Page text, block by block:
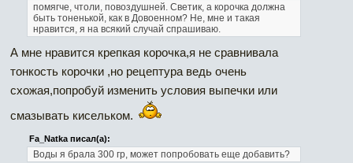
помягче, чтоли, повоздушней. Светик, а корочка должна
быть тоненькой, как в Довоенном? Не, мне и такая
нравится, я на всякий случай спрашиваю.
А мне нравится крепкая корочка,я не сравнивала
тонкость корочки ,но рецептура ведь очень
схожая,попробуй изменить условия выпечки или
смазывать кисельком.
Fa_Natka писал(а):
Воды я брала 300 гр, может попробовать еще добавить?